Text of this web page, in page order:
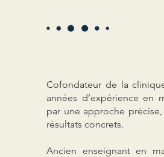
Cofondateur de la
années d’expérience en
par une approche
résultats concrets.
Ancien enseignant en